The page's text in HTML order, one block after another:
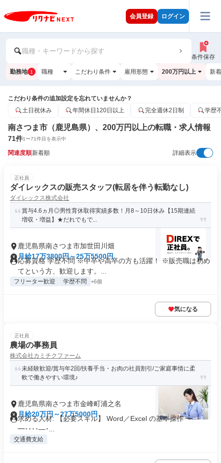
会員登録 ログイン
職種・キーワードから探す
条件保存
勤務地 1 職種 こだわり条件 雇用形態 200万円以上 新
こだわり条件の追加設定を忘れていませんか？
土日祝休み
年間休日120日以上 完全週休2日制 学歴
南さつま市（鹿児島県）、200万円以上の転職・求人情報
71件1〜71件目を表示中
関連度順新着順 詳細表示
正社員
ダイレックスの販売スタッフ(転居を伴う転勤なし)
ダイレックス株式会社
賞与4.6ヵ月◎男性育休取得実績多数！月8～10日休み【15期連続
増収・増益】★だれでもで...
鹿児島県南さつま市加世田川畑
月給17万3800円～25万5500円
応募資格 学歴不問 ※中卒や高卒の方も活躍！ ※販売職は初め
てという方、歓迎します。...
フリーター歓迎 学歴不問 +6個
気になる
正社員
農場の事務員
株式会社カミチクファーム
未経験歓迎/賞与年2回/扶養手当・お肉の社員割引/ご家庭事情に柔
軟で働きやすい環境♪
鹿児島県南さつま市金峰町浦之名
月給20万円～27万5000円
求める人材: 【必要スキル】 Word／Excel の基本操作 ━
━････―･...
交通費支給